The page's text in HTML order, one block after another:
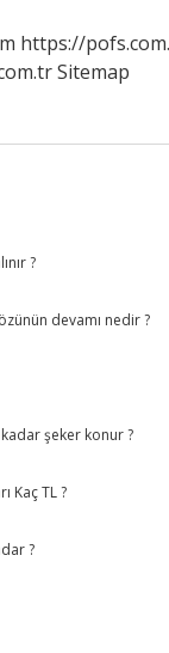
https://
Sitemap
?
devamı nedir ?
şeker konur ?
Kaç TL ?
?